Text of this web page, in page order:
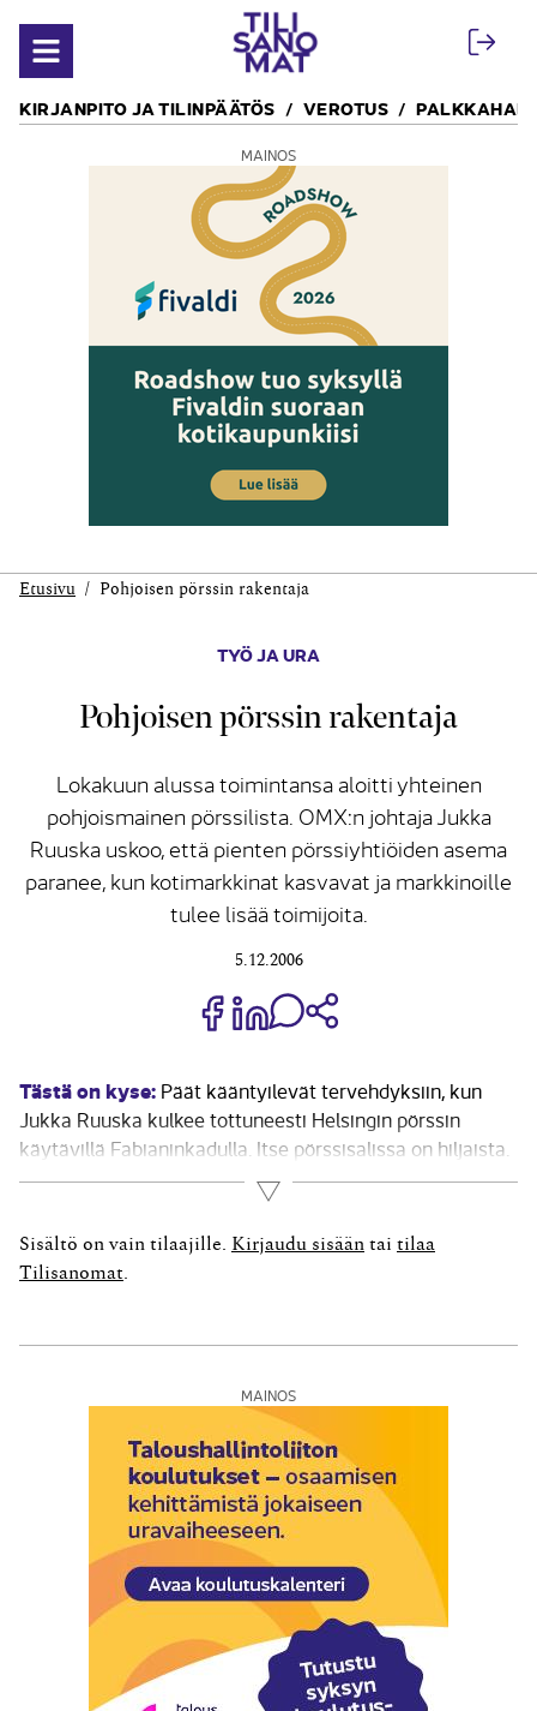
Avaa valikko
KIRJANPITO JA TILINPÄÄTÖS VEROTUS
MAINOS
Etusivu Pohjoisen pörssin rakentaja
TYÖ JA URA
Pohjoisen pörssin rakentaja
Lokakuun alussa toimintansa aloitti yhteinen
pohjoismainen pörssilista. OMX:n johtaja Jukka
Ruuska uskoo, että pienten pörssiyhtiöiden asema
paranee, kun kotimarkkinat kasvavat ja markkinoille
tulee lisää toimijoita.
5.12.2006
Jaa Share on Facebook
Jaa Share on LinkedIn
Jaa WhatsApp-viestinä
Tästä on kyse: Päät kääntyilevät tervehdyksiin, kun
Jukka Ruuska kulkee tottuneesti Helsingin pörssin
käytävillä Fabianinkadulla. Itse pörssisalissa on hiljaista.
Perinteikkääseen saliin on suunnitteilla kongressikeskus,
sillä varsinainen kaupankäynti on täällä lopetettu jo
muutama vuosikymmen sitten. Uudet tuulet ovat
puhaltaneet Pohjoismaisessa pörssissä voimakkaasti
Lue lisää
Sisältö on vain tilaajille. Kirjaudu sisään tai tilaa
Tilisanomat
MAINOS